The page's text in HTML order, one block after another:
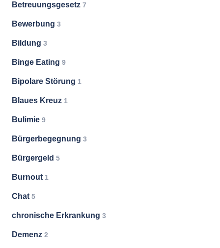
Betreuungsgesetz 7
Bewerbung 3
Bildung 3
Binge Eating 9
Bipolare Störung 1
Blaues Kreuz 1
Bulimie 9
Bürgerbegegnung 3
Bürgergeld 5
Burnout 1
Chat 5
chronische Erkrankung 3
Demenz 2